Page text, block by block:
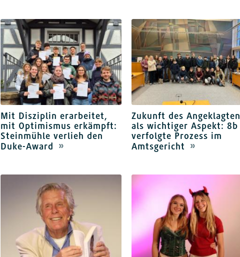
Mit Disziplin erarbeitet,
mit Optimismus erkämpft:
Steinmühle verlieh den
Duke-Award
Zukunft des Angeklagten
als wichtiger Aspekt: 8b
verfolgte Prozess im
Amtsgericht